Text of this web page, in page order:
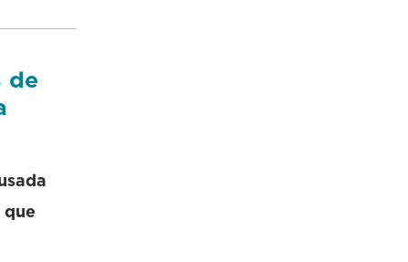
de
que